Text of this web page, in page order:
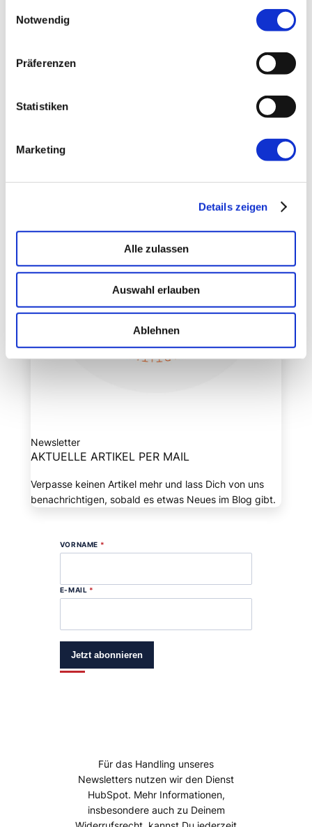
Notwendig
Präferenzen
Statistiken
Marketing
Details zeigen
Alle zulassen
Auswahl erlauben
Ablehnen
←
Newsletter
AKTUELLE ARTIKEL PER MAIL
Verpasse keinen Artikel mehr und lass Dich von uns
benachrichtigen, sobald es etwas Neues im Blog gibt.
VORNAME *
E-MAIL *
Jetzt abonnieren
Für das Handling unseres
Newsletters nutzen wir den Dienst
HubSpot. Mehr Informationen,
insbesondere auch zu Deinem